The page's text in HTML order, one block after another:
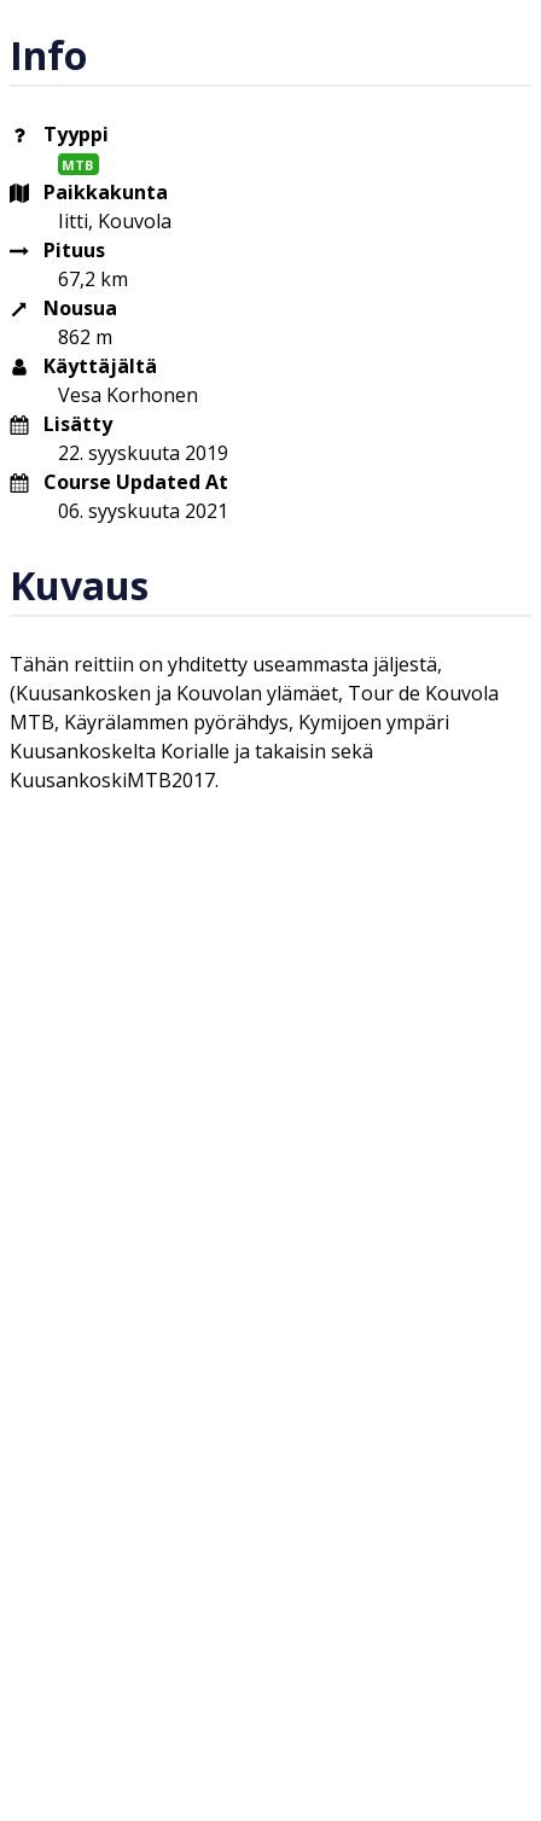
Info
Tyyppi
MTB
Paikkakunta
Iitti, Kouvola
Pituus
67,2 km
Nousua
862 m
Käyttäjältä
Vesa Korhonen
Lisätty
22. syyskuuta 2019
Course Updated At
06. syyskuuta 2021
Kuvaus
Tähän reittiin on yhditetty useammasta jäljestä,
(Kuusankosken ja Kouvolan ylämäet, Tour de Kouvola
MTB, Käyrälammen pyörähdys, Kymijoen ympäri
Kuusankoskelta Korialle ja takaisin sekä
KuusankoskiMTB2017.